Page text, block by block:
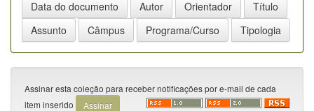
Assinar esta coleção para receber notificações por e-mail de cada
item inserido